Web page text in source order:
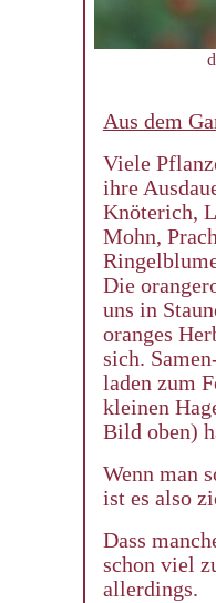
Aus dem
Viele
ihre
Knöterich,
Mohn,
Die
uns in
oranges
sich.
laden zum
kleinen
Bild oben)
Wenn man
ist es also
Dass
schon viel
allerdings.